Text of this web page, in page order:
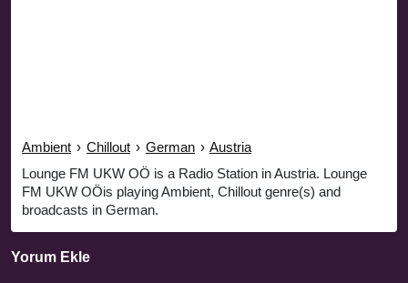
Ambient › Chillout › German › Austria
Lounge FM UKW OÖ is a Radio Station in Austria. Lounge
FM UKW OÖis playing Ambient, Chillout genre(s) and
broadcasts in German.
Yorum Ekle